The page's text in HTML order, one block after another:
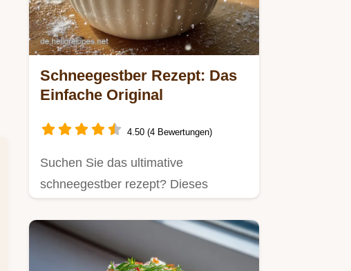
Schneegestber Rezept: Das
Einfache Original
4.50 (4 Bewertungen)
Suchen Sie das ultimative
schneegestber rezept? Dieses
schnell…